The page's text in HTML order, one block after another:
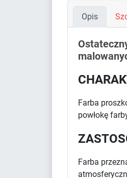
Opis
Farba
powłokę
Farba